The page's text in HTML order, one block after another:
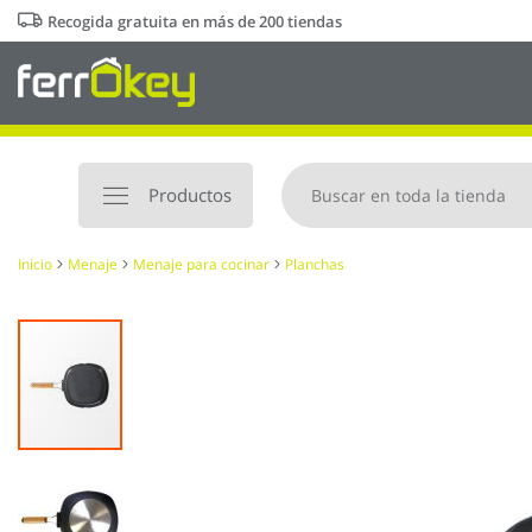
Ir
al
contenido
Recogida gratuita en más de 200 tiendas
Productos
Inicio Menaje Menaje para cocinar Planchas
Saltar
galería
imágenes